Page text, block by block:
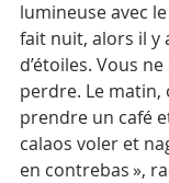
lumineuse avec
fait nuit, alors il y
d’étoiles. Vous
perdre. Le
prendre un café
calaos voler et
en contrebas »,